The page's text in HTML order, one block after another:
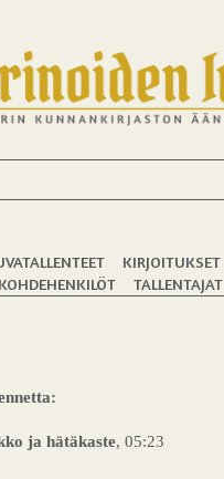
KIRJOITUKSET
KOHDEHENKILÖT TALLENTAJAT
ja hätäkaste, 05:23